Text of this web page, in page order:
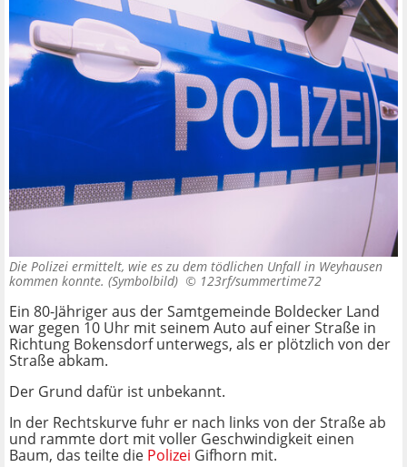
Die Polizei ermittelt, wie es zu dem tödlichen Unfall in Weyhausen
kommen konnte. (Symbolbild) © 123rf/summertime72
Ein 80-Jähriger aus der Samtgemeinde Boldecker Land
war gegen 10 Uhr mit seinem Auto auf einer Straße in
Richtung Bokensdorf unterwegs, als er plötzlich von der
Straße abkam.
Der Grund dafür ist unbekannt.
In der Rechtskurve fuhr er nach links von der Straße ab
und rammte dort mit voller Geschwindigkeit einen
Baum, das teilte die Polizei Gifhorn mit.